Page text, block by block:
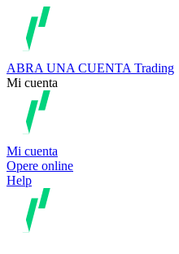
ABRA UNA CUENTA Trading
Mi cuenta
Mi cuenta
Opere online
Help